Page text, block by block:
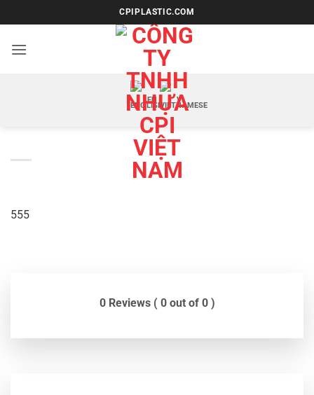
qua
nội
CPIPLASTIC.COM
EN VI
555
0 Reviews ( 0 out of 0 )